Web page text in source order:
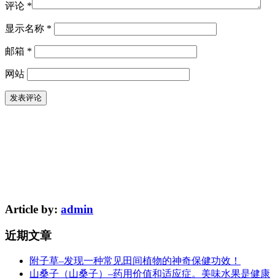
评论 *
显示名称 *
邮箱 *
网站
Article by: admin
近期文章
附子草–发现一种常见田间植物的神奇保健功效！
山桑子（山桑子）–药用价值和适应症。美味水果是健康